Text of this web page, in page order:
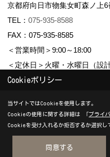
京都府向日市物集女町森ノ上
TEL： 075-935-8588
FAX：075-935-8585
＜営業時間＞9:00～18:00
＜定休日＞火曜・水曜日（設
Copyright (c) housesupport. All
Produced byゴデスクリエイト
Cookieポリシー
当サイトではCookieを使用します。
Cookieの使用に関する詳細は 「プライ
Cookieを受け入れるか拒否するか選択し
同意する